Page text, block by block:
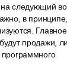
следующий
в
продажи,
программного